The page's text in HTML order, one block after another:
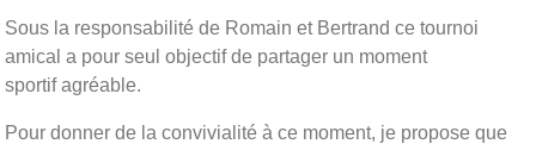
Sous la responsabilité de Romain et Bertrand ce tournoi
amical a pour seul objectif de partager un moment
sportif agréable.
Pour donner de la convivialité à ce moment, je propose que